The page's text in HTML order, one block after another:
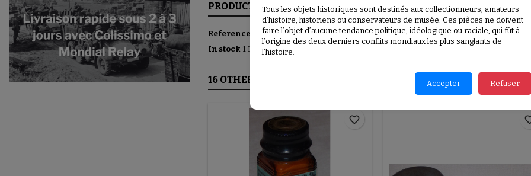
PRODUCT DETAILS
Reference
U2E955
In stock 1 Item
16 OTHER PRODUCTS IN THE SAME CATEGORY:
favorite_border
Tous les objets historiques sont destinés aux collectionneurs, amateurs
d’histoire, historiens ou conservateurs de musée. Ces pièces ne doivent
faire l’objet d’aucune tendance politique, idéologique ou raciale, qui fût à
l’origine des deux derniers conflits mondiaux les plus sanglants de
l’histoire.
Accepter Refuser